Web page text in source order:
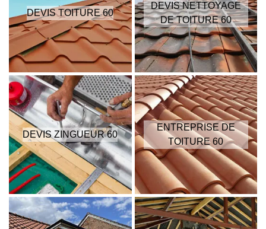
DEVIS TOITURE 60
DEVIS NETTOYAGE
DE TOITURE 60
DEVIS ZINGUEUR 60
ENTREPRISE DE
TOITURE 60